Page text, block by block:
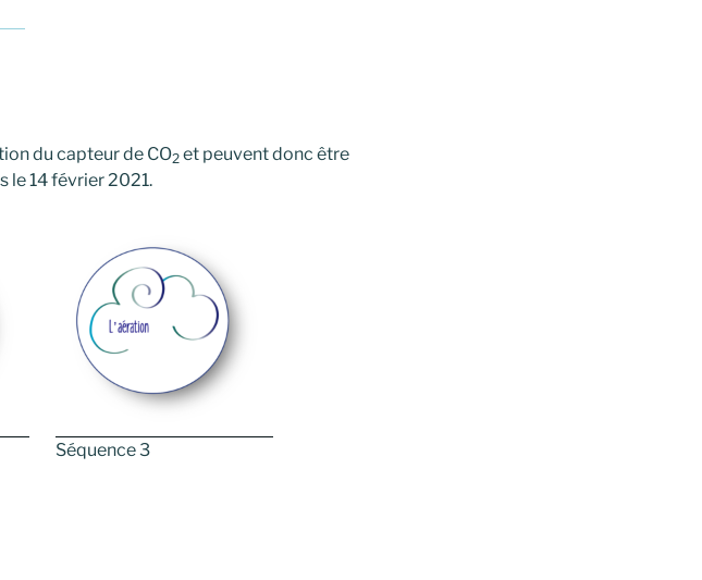
du capteur de CO2 et peuvent donc être
le 14 février 2021.
Séquence 3